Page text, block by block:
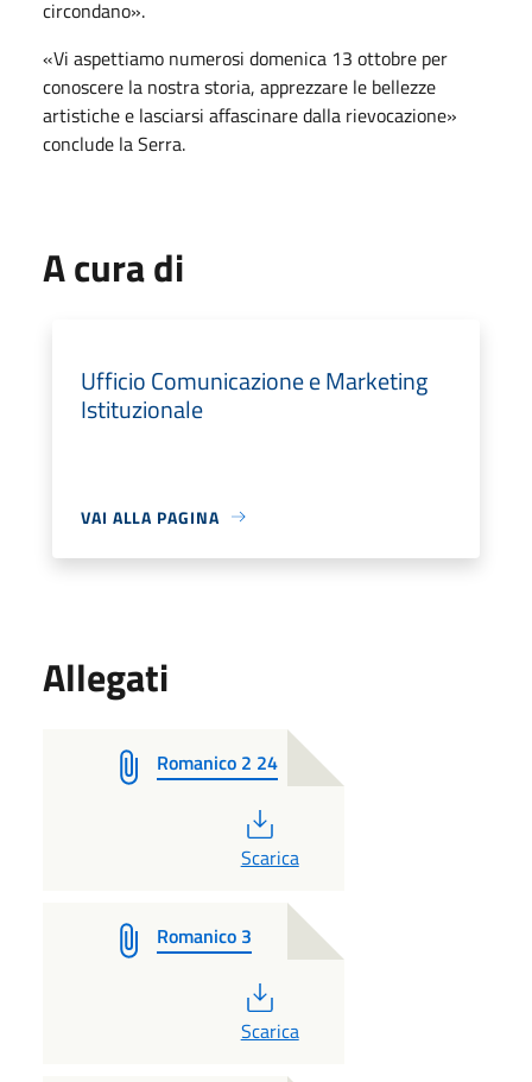
circondano».
«Vi aspettiamo numerosi domenica 13 ottobre per
conoscere la nostra storia, apprezzare le bellezze
artistiche e lasciarsi affascinare dalla rievocazione»
conclude la Serra.
A cura di
Ufficio Comunicazione e Marketing
Istituzionale
VAI ALLA PAGINA
Allegati
Romanico 2 24
PDF
Scarica
Romanico 3
PDF
Scarica